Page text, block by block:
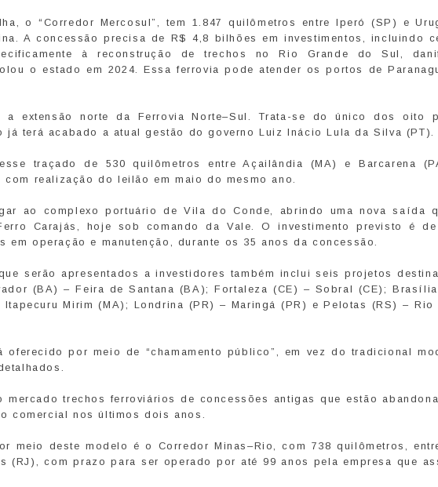
o “Corredor Mercosul”, tem 1.847 quilômetros entre Iperó (SP) e
A concessão precisa de R$ 4,8 bilhões em investimentos, incluindo
à reconstrução de trechos no Rio Grande do Sul,
o estado em 2024. Essa ferrovia pode atender os portos de
extensão norte da Ferrovia Norte–Sul. Trata-se do único dos oito
já terá acabado a atual gestão do governo Luiz Inácio Lula da Silva (PT).
traçado de 530 quilômetros entre Açailândia (MA) e Barcarena
realização do leilão em maio do mesmo ano.
ao complexo portuário de Vila do Conde, abrindo uma nova saída
Carajás, hoje sob comando da Vale. O investimento previsto é
em operação e manutenção, durante os 35 anos da concessão.
serão apresentados a investidores também inclui seis projetos
(BA) – Feira de Santana (BA); Fortaleza (CE) – Sobral (CE);
Mirim (MA); Londrina (PR) – Maringá (PR) e Pelotas (RS) – Rio
oferecido por meio de “chamamento público”, em vez do tradicional
trechos ferroviários de concessões antigas que estão
comercial nos últimos dois anos.
meio deste modelo é o Corredor Minas–Rio, com 738 quilômetros,
(RJ), com prazo para ser operado por até 99 anos pela empresa que